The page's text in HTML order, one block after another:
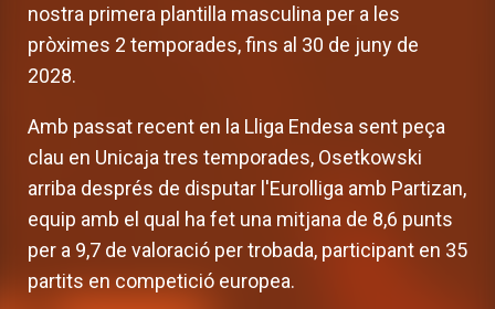
nostra primera plantilla masculina per a les
pròximes 2 temporades, fins al 30 de juny de
2028.
Amb passat recent en la Lliga Endesa sent peça
clau en Unicaja tres temporades, Osetkowski
arriba després de disputar l'Eurolliga amb Partizan,
equip amb el qual ha fet una mitjana de 8,6 punts
per a 9,7 de valoració per trobada, participant en 35
partits en competició europea.